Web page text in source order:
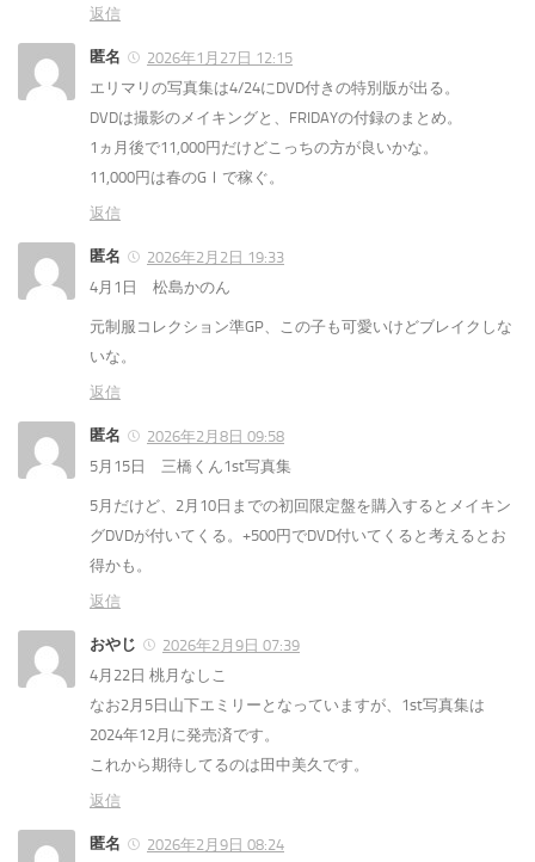
返信
匿名
2026年1月27日 12:15
エリマリの写真集は4/24にDVD付きの特別版が出る。
DVDは撮影のメイキングと、FRIDAYの付録のまとめ。
1ヵ月後で11,000円だけどこっちの方が良いかな。
11,000円は春のGⅠで稼ぐ。
返信
匿名
2026年2月2日 19:33
4月1日 松島かのん
元制服コレクション準GP、この子も可愛いけどブレイクしな
いな。
返信
匿名
2026年2月8日 09:58
5月15日 三橋くん1st写真集
5月だけど、2月10日までの初回限定盤を購入するとメイキン
グDVDが付いてくる。+500円でDVD付いてくると考えるとお
得かも。
返信
おやじ
2026年2月9日 07:39
4月22日 桃月なしこ
なお2月5日山下エミリーとなっていますが、1st写真集は
2024年12月に発売済です。
これから期待してるのは田中美久です。
返信
匿名
2026年2月9日 08:24